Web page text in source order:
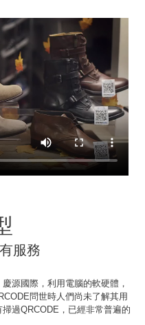
服務
源國際，利用電腦的軟硬體，
問世時人們尚未了解其用
過QRCODE，已經非常普遍的